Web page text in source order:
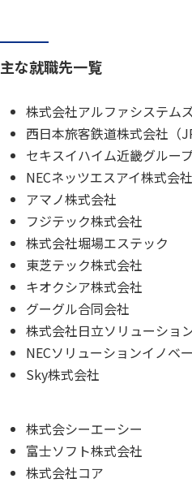
主な就職先一覧
株式会社アルファシステム
西日本旅客鉄道株式会社（
セキスイハイム近畿グルー
NECネッツエスアイ株式会社
アマノ株式会社
フジテック株式会社
株式会社堀場エステック
東芝テック株式会社
キオクシア株式会社
グーグル合同会社
株式会社日立ソリューショ
NECソリューションイノベ
Sky株式会社
株式会シーエーシー
富士ソフト株式会社
株式会社コア